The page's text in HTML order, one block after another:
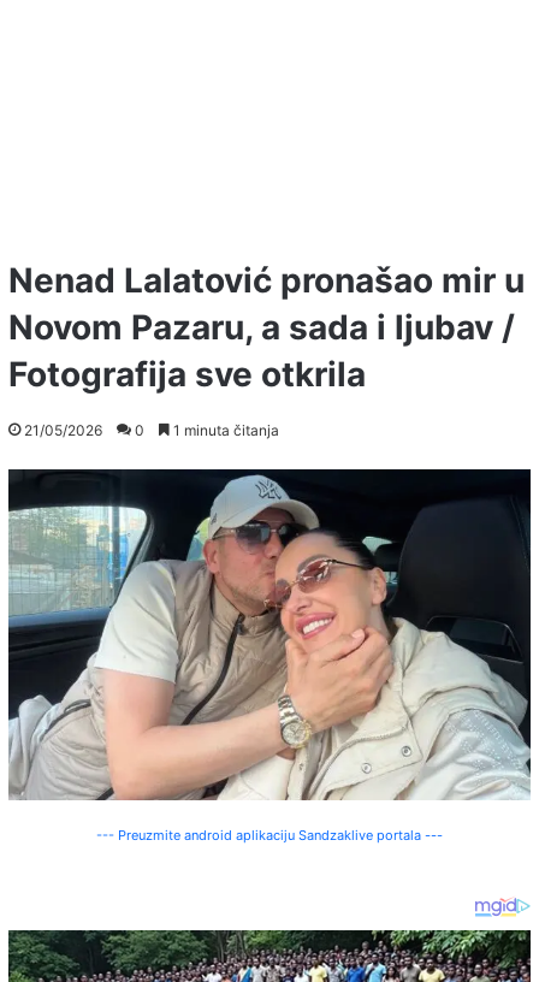
Nenad Lalatović pronašao mir u
Novom Pazaru, a sada i ljubav /
Fotografija sve otkrila
21/05/2026 0 1 minuta čitanja
--- Preuzmite android aplikaciju Sandzaklive portala ---